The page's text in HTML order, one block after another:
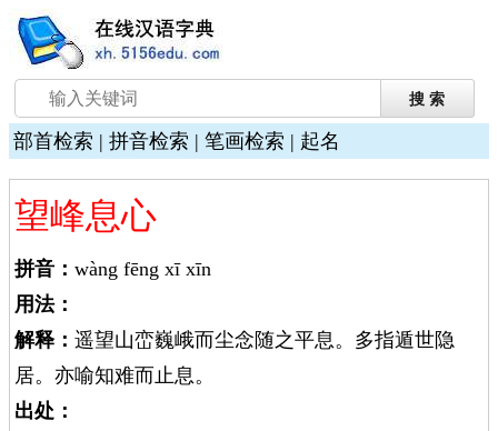
部首检索 | 拼音检索 | 笔画检索 | 起名
望峰息心
拼音： wàng fēng xī xīn
用法：
解释： 遥望山峦巍峨而尘念随之平息。多指遁世隐
居。亦喻知难而止息。
出处：